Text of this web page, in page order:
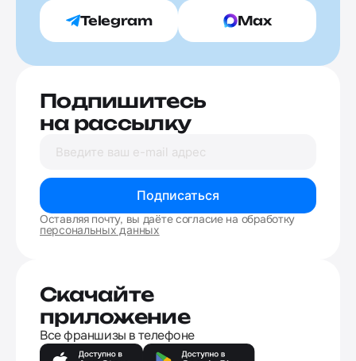
Telegram Max
Подпишитесь
на рассылку
Подписаться
Оставляя почту, вы даёте согласие на обработку
персональных данных
Скачайте
приложение
Все франшизы в телефоне